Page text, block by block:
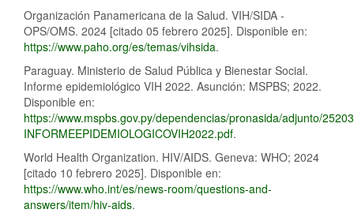
Organización Panamericana de la Salud. VIH/SIDA -
OPS/OMS. 2024 [citado 05 febrero 2025]. Disponible en:
https://www.paho.org/es/temas/vihsida.
Paraguay. Ministerio de Salud Pública y Bienestar Social.
Informe epidemiológico VIH 2022. Asunción: MSPBS; 2022.
Disponible en:
https://www.mspbs.gov.py/dependencias/pronasida/adjunto/
INFORMEEPIDEMIOLOGICOVIH2022.pdf.
World Health Organization. HIV/AIDS. Geneva: WHO; 2024
[citado 10 febrero 2025]. Disponible en:
https://www.who.int/es/news-room/questions-and-
answers/item/hiv-aids.